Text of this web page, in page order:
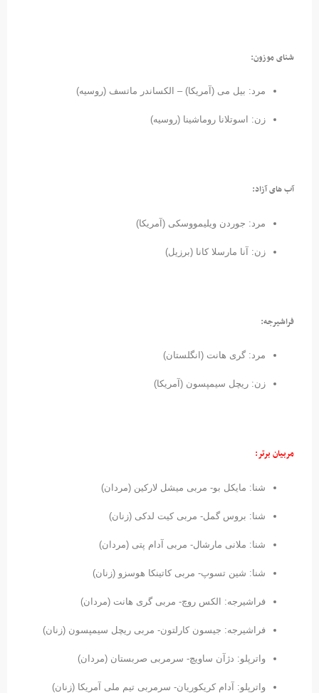
شنای موزون:
مرد: بیل می (آمریکا) – الکساندر ماتسف (روسیه)
زن: اسوتلانا روماشینا (روسیه)
آب های آزاد:
مرد: جوردن ویلیمووسکی (آمریکا)
زن: آنا مارسلا کانا (برزیل)
فراشیرجه:
مرد: گری هانت (انگلستان)
زن: ریچل سیمپسون (آمریکا)
مربیان برتر:
شنا: مایکل بو- مربی میشل لارکین (مردان)
شنا: بروس گمل- مربی کیت لدکی (زنان)
شنا: ملانی مارشال- مربی آدام پتی (مردان)
شنا: شین تسوپ- مربی کاتینکا هوسزو (زنان)
فراشیرجه: الکس روچ- مربی گری هانت (مردان)
فراشیرجه: جیسون کارلتون- مربی ریچل سیمپسون (زنان)
واترپلو: دژآن ساویچ- سرمربی صربستان (مردان)
واترپلو: آدام کریکوریان- سرمربی تیم ملی آمریکا (زنان)